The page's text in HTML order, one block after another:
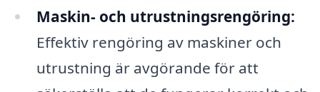
Maskin- och utrustningsrengöring:
Effektiv rengöring av maskiner och
utrustning är avgörande för att